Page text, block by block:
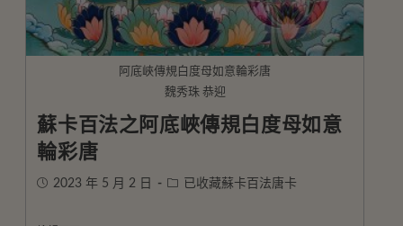
阿底峽傳規白度母如意輪彩唐
魏秀珠 恭迎
蘇卡百法之阿底峽傳規白度母如意
輪彩唐
2023 年 5 月 2 日 已收藏蘇卡百法唐卡